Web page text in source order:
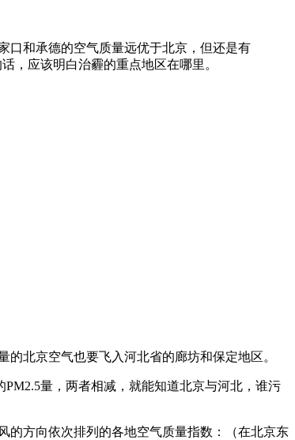
和承德的空气质量远优于北京，但还是有
，应该明白治霾的重点地区在哪里。
北京空气也要飞入河北省的廊坊和保定地区。
量，两者相减，就能知道北京与河北，谁污
方向依次排列的各地空气质量指数：（在北京东